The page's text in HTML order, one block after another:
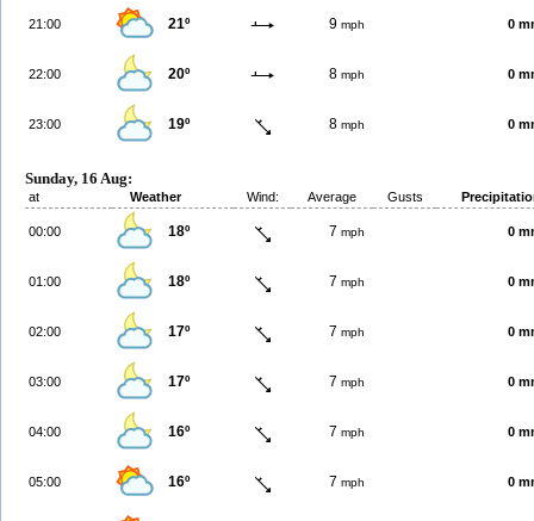
21:00 21º 9 mph 0
22:00 20º 8 mph 0
23:00 19º 8 mph 0
Sunday, 16 Aug:
at Weather Wind: Average Gusts
00:00 18º 7 mph 0
01:00 18º 7 mph 0
02:00 17º 7 mph 0
03:00 17º 7 mph 0
04:00 16º 7 mph 0
05:00 16º 7 mph 0